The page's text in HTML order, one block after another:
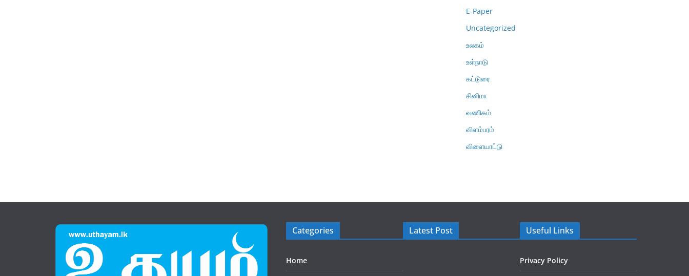
E-Paper
Uncategorized
உலகம்
உள்நாடு
கட்டுரை
சினிமா
வணிகம்
விளம்பரம்
விளையாட்டு
Categories
Home
Latest Post Useful Links
Privacy Policy